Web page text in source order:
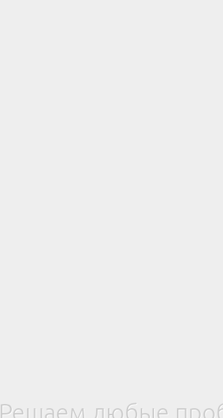
Решаем любые